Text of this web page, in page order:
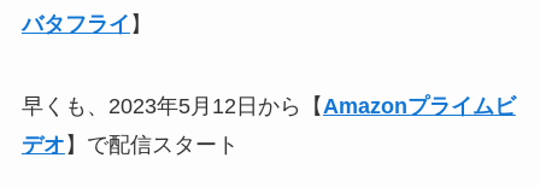
バタフライ 】
早くも、2023年5月12日から【 Amazonプライムビ
デオ 】で配信スタート